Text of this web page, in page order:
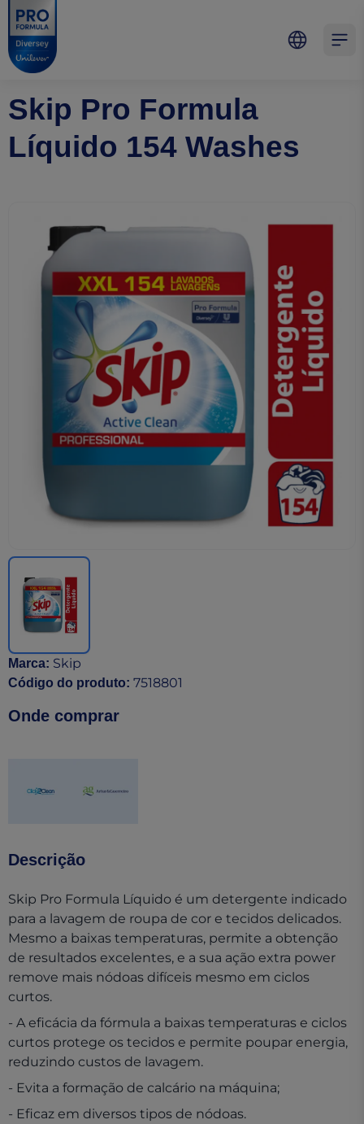
Skip to main content
Skip to navigation
Skip to footer
Pro Formula
Skip Pro Formula
Líquido 154 Washes
Marca: Skip
Código do produto: 7518801
Onde comprar
Descrição
Skip Pro Formula Líquido é um detergente indicado
para a lavagem de roupa de cor e tecidos delicados.
Mesmo a baixas temperaturas, permite a obtenção
de resultados excelentes, e a sua ação extra power
remove mais nódoas difíceis mesmo em ciclos
curtos.
- A eficácia da fórmula a baixas temperaturas e ciclos
curtos protege os tecidos e permite poupar energia,
reduzindo custos de lavagem.
- Evita a formação de calcário na máquina;
- Eficaz em diversos tipos de nódoas.